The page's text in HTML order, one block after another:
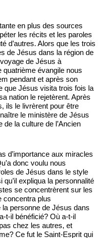
en plus des sources
les récits et les paroles
d’autres. Alors que les trois
de Jésus dans la région de
de Jésus à
évangile nous
pendant et après son
que Jésus visita trois fois la
nation le rejetèrent. Après
ils le livrèrent pour être
le ministère de Jésus
la culture de l’Ancien
d’importance aux miracles
donc voulu nous
de Jésus dans le style
expliqua la personnalité
se concentrèrent sur les
concentra plus
personne de Jésus dans
t-il bénéficié? Où a-t-il
chez les autres, et
Ce fut le Saint-Esprit qui